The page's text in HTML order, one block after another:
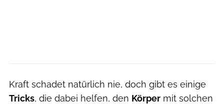
Kraft schadet natürlich nie, doch gibt es einige
Tricks, die dabei helfen, den Körper mit solchen